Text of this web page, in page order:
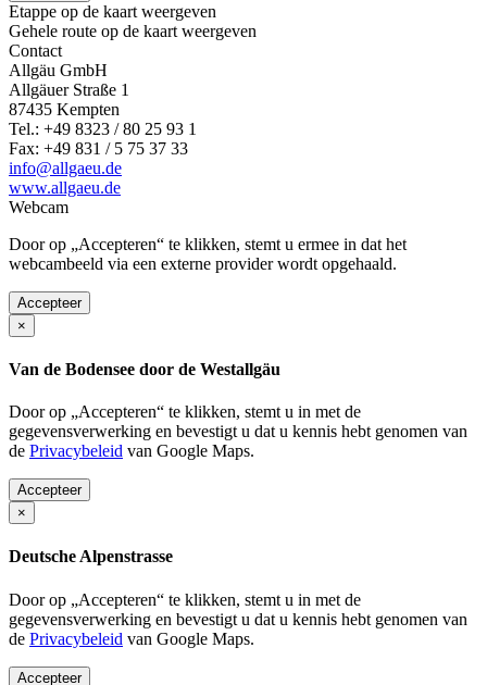
Etappe op de kaart weergeven
Gehele route op de kaart weergeven
Contact
Allgäu GmbH
Allgäuer Straße 1
87435 Kempten
Tel.: +49 8323 / 80 25 93 1
Fax: +49 831 / 5 75 37 33
info@allgaeu.de
www.allgaeu.de
Webcam
Door op „Accepteren“ te klikken, stemt u ermee in dat het
webcambeeld via een externe provider wordt opgehaald.
Accepteer
×
Van de Bodensee door de Westallgäu
Door op „Accepteren“ te klikken, stemt u in met de
gegevensverwerking en bevestigt u dat u kennis hebt genomen van
de Privacybeleid van Google Maps.
Accepteer
×
Deutsche Alpenstrasse
Door op „Accepteren“ te klikken, stemt u in met de
gegevensverwerking en bevestigt u dat u kennis hebt genomen van
de Privacybeleid van Google Maps.
Accepteer